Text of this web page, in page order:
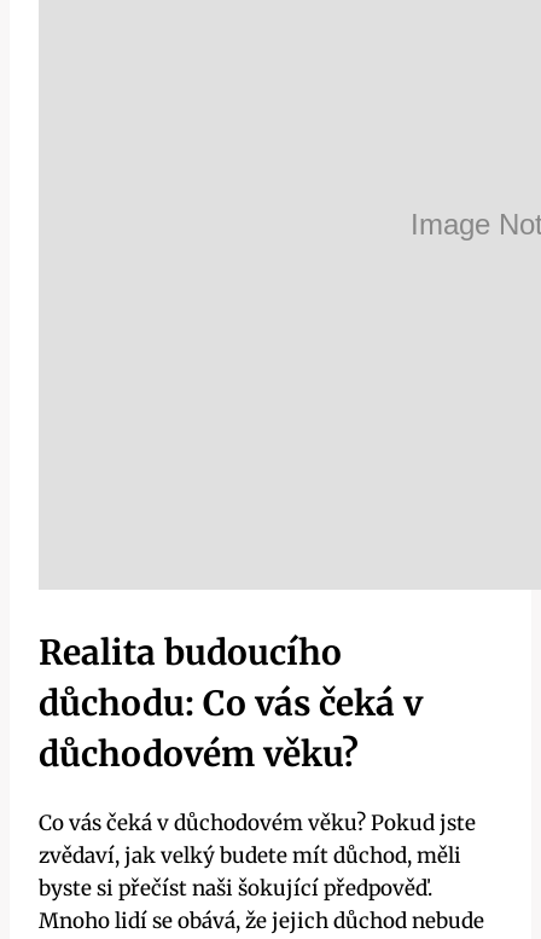
Realita budoucího
důchodu: Co vás čeká v
důchodovém věku?
Co vás čeká v důchodovém věku? Pokud jste
zvědaví, jak velký budete mít důchod, měli
byste si přečíst naši šokující předpověď.
Mnoho lidí se obává, že jejich důchod nebude